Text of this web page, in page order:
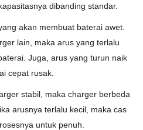
dibanding standar.
akan membuat baterai awet.
lain, maka arus yang terlalu
Juga, arus yang turun naik
cepat rusak.
stabil, maka charger berbeda
arusnya terlalu kecil, maka cas
untuk penuh.